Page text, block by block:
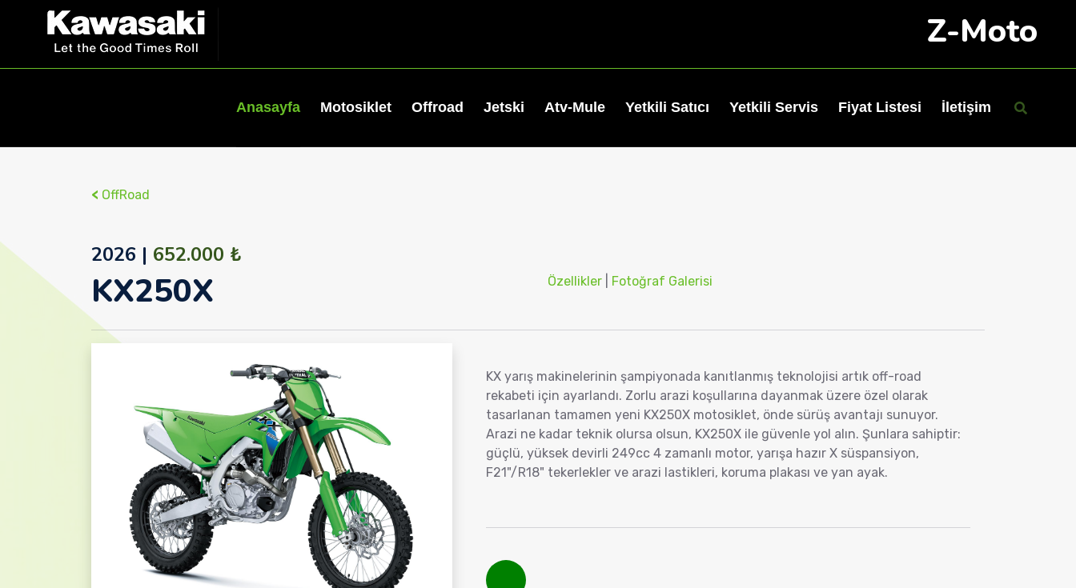
Z-Moto
Anasayfa Motosiklet Offroad Jetski Atv-Mule Yetkili Satıcı Yetkili Servis Fiyat Listesi İletişim
< OffRoad
2026 | 652.000 ₺
KX250X Özellikler Fotoğraf Galerisi
KX yarış makinelerinin şampiyonada kanıtlanmış teknolojisi artık off-road
rekabeti için ayarlandı. Zorlu arazi koşullarına dayanmak üzere özel olarak
tasarlanan tamamen yeni KX250X motosiklet, önde sürüş avantajı sunuyor.
Arazi ne kadar teknik olursa olsun, KX250X ile güvenle yol alın. Şunlara sahiptir:
güçlü, yüksek devirli 249cc 4 zamanlı motor, yarışa hazır X süspansiyon,
F21"/R18" tekerlekler ve arazi lastikleri, koruma plakası ve yan ayak.